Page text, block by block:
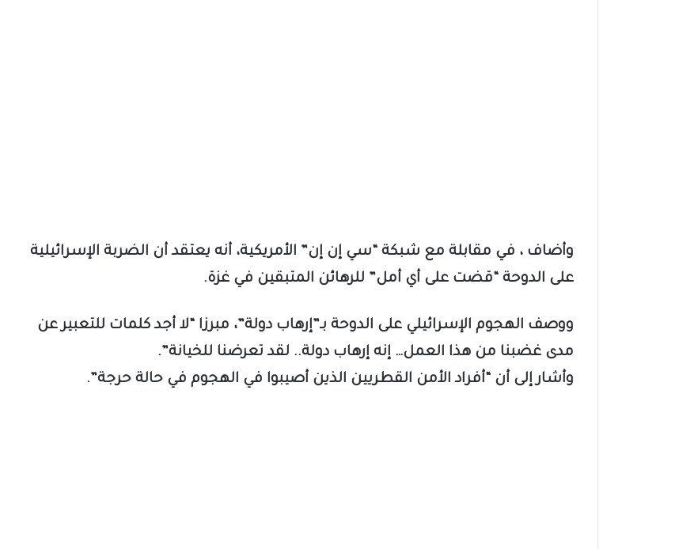
وأضاف ، في مقابلة مع شبكة “سي إن إن” الأمريكية، أنه يعتقد أن الضربة الإسرائيلية
على الدوحة “قضت على أي أمل” للرهائن المتبقين في غزة.
ووصف الهجوم الإسرائيلي على الدوحة بـ”إرهاب دولة”، مبرزا “لا أجد كلمات للتعبير عن
مدى غضبنا من هذا العمل… إنه إرهاب دولة.. لقد تعرضنا للخيانة”.
وأشار إلى أن “أفراد الأمن القطريين الذين أصيبوا في الهجوم في حالة حرجة”.